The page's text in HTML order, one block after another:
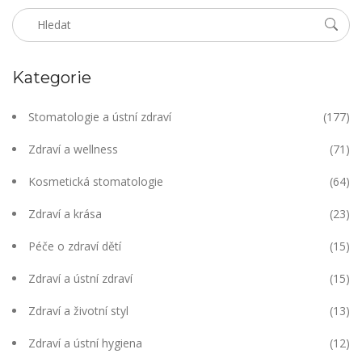
Kategorie
Stomatologie a ústní zdraví (177)
Zdraví a wellness (71)
Kosmetická stomatologie (64)
Zdraví a krása (23)
Péče o zdraví dětí (15)
Zdraví a ústní zdraví (15)
Zdraví a životní styl (13)
Zdraví a ústní hygiena (12)